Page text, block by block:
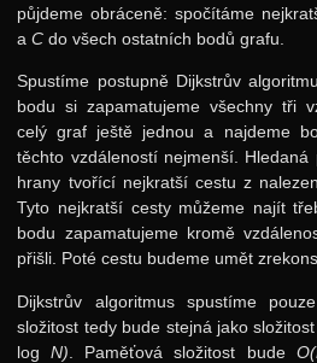
půjdeme obráceně: spočítáme
aC do všech ostatních bodů grafu.
Spustíme postupně Dijkstrův
bodu si zapamatujeme všechny tři
celý graf ještě jednou a najdeme
těchto vzdáleností nejmenší.
hrany tvořící nejkratší cestu z
Tyto nejkratší cesty můžeme najít
bodu zapamatujeme kromě
přišli. Poté cestu budeme umět
Dijkstrův algoritmus spustíme
složitost tedy bude stejná jako
log N) . Paměťová složitost bude